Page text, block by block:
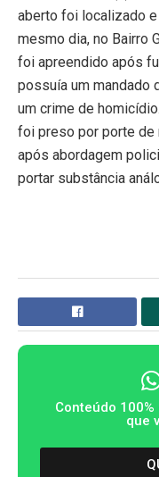
aberto foi localizado e
mesmo dia, no Bairro
foi apreendido após
possuía um mandado
um crime de
foi preso por porte de
após abordagem
portar substância
Conteúdo
que